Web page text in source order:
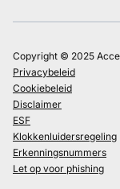
Copyright © 2025
Privacybeleid
Cookiebeleid
Disclaimer
ESF
Klokkenluidersregeling
Erkenningsnummers
Let op voor phishing